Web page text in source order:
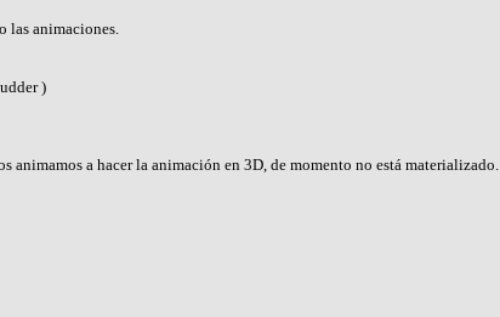
animaciones.
)
a hacer la animación en 3D, de momento no está materializado.